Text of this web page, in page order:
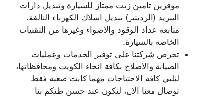
موفرين تامين زيت ممتاز للسيارة وتبديل دارات
التبريد (الرديتير) تبديل اسلاك الكهرباء التالفة،
متابعة عداد الوقود والاضواء وغيرها من التقنيات
الخاصة بالسيارة.
تحرص شركتنا على توفير الخدمات وعمليات
الصيانة والاصلاح بكافة انحاء الكويت ومحافظاتها،
لنلبي كافة الاحتياجات مهما كانت صعبة فقط
توصال معنا الان، لنكون عند حسن ظنكم بنا